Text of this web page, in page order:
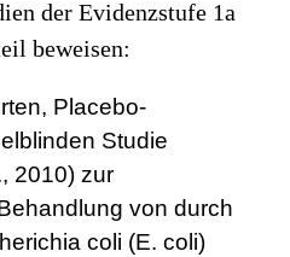
der Evidenzstufe 1a
beweisen:
Placebo-
Studie
2010) zur
von durch
coli (E. coli)